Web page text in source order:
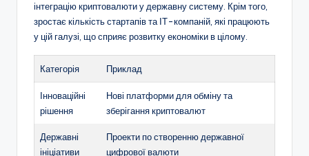
інтеграцію криптовалюти у державну систему. Крім того,
зростає кількість стартапів та ІТ-компаній, які працюють
у цій галузі, що сприяє розвитку економіки в цілому.
Категорія Приклад
Інноваційні
рішення
Нові платформи для обміну та
зберігання криптовалют
Державні
ініціативи
Проекти по створенню державної
цифрової валюти